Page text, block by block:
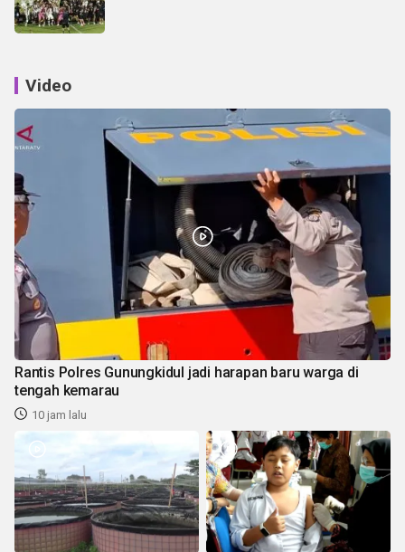
Video
Rantis Polres Gunungkidul jadi harapan baru warga di
tengah kemarau
10 jam lalu